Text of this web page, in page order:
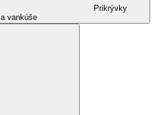
Prikrývky
a vankúše